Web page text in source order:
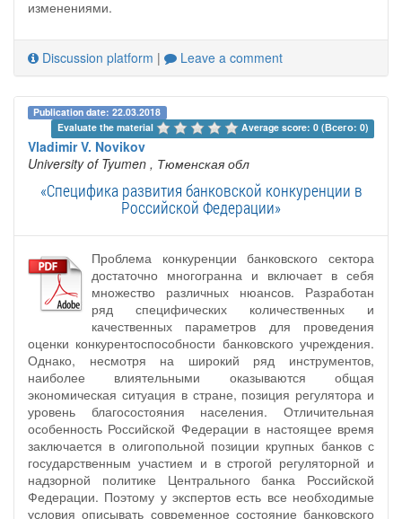
изменениями.
Discussion platform | Leave a comment
Publication date: 22.03.2018
Evaluate the material
Average score: 0 (Всего: 0)
Vladimir V. Novikov
University of Tyumen , Тюменская обл
«Специфика развития банковской конкуренции в
Российской Федерации»
Проблема конкуренции банковского сектора
достаточно многогранна и включает в себя
множество различных нюансов. Разработан
ряд специфических количественных и
качественных параметров для проведения
оценки конкурентоспособности банковского учреждения.
Однако, несмотря на широкий ряд инструментов,
наиболее влиятельными оказываются общая
экономическая ситуация в стране, позиция регулятора и
уровень благосостояния населения. Отличительная
особенность Российской Федерации в настоящее время
заключается в олигопольной позиции крупных банков с
государственным участием и в строгой регуляторной и
надзорной политике Центрального банка Российской
Федерации. Поэтому у экспертов есть все необходимые
условия описывать современное состояние банковского